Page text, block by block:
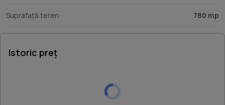
ideal atat pentru construirea unei locuinte individuale
premium, cat si pentru un proiect rezidential sau
comercial cu potential ridicat de valorificare. Zona este
caracterizata de constructii noi, acces rapid catre
oferind un echilibru excelent intre confort, accesibilitate si
Suprafață teren: 780 mp
Istoric preț